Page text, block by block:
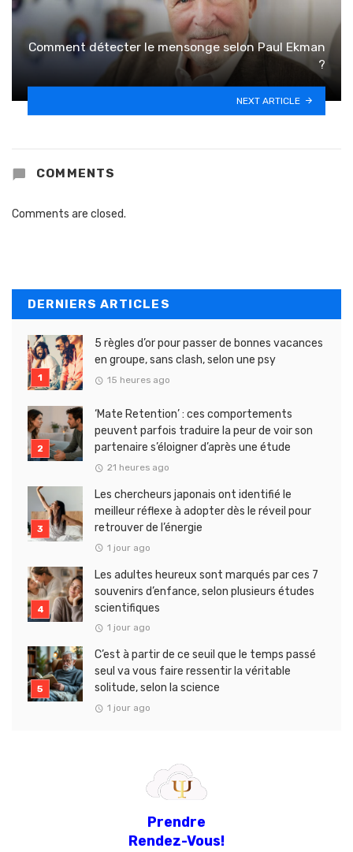
Comment détecter le mensonge selon Paul Ekman
?
NEXT ARTICLE
COMMENTS
Comments are closed.
DERNIERS ARTICLES
5 règles d’or pour passer de bonnes vacances
en groupe, sans clash, selon une psy
15 heures ago
‘Mate Retention’ : ces comportements
peuvent parfois traduire la peur de voir son
partenaire s’éloigner d’après une étude
21 heures ago
Les chercheurs japonais ont identifié le
meilleur réflexe à adopter dès le réveil pour
retrouver de l’énergie
1 jour ago
Les adultes heureux sont marqués par ces 7
souvenirs d’enfance, selon plusieurs études
scientifiques
1 jour ago
C’est à partir de ce seuil que le temps passé
seul va vous faire ressentir la véritable
solitude, selon la science
1 jour ago
Prendre
Rendez-Vous!